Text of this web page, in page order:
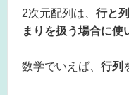
2次元配列は、 行と
まりを扱う場合に使
数学でいえば、 行列